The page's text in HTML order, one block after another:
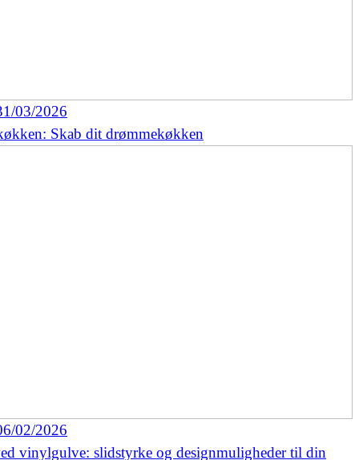
03/2026
Skab dit drømmekøkken
02/2026
vinylgulve: slidstyrke og designmuligheder til din